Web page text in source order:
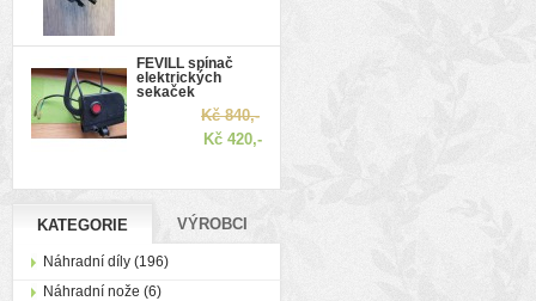
FEVILL spínač
elektrických
sekaček
Kč 840,-
Kč 420,-
KATEGORIE VÝROBCI
Náhradní díly (196)
Náhradní nože (6)